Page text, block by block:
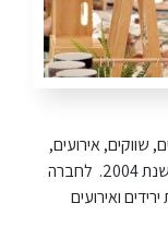
שווקים, אירועים,
פסטיבלים וירידי חוצות ייחודיים ואיכותיים החל משנת 2004. לחברה
ואירועים